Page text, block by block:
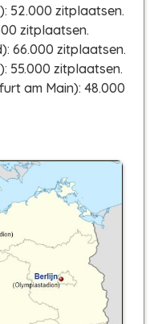
52.000 zitplaatsen.
zitplaatsen.
66.000 zitplaatsen.
55.000 zitplaatsen.
am Main): 48.000